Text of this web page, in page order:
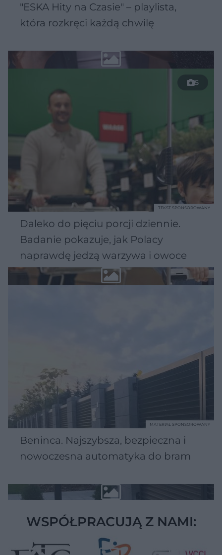
"ESKA Hity na Czasie" – playlista,
która rozkręci każdą chwilę
5
Daleko do pięciu porcji dziennie.
Badanie pokazuje, jak Polacy
naprawdę jedzą warzywa i owoce
TEKST SPONSOROWANY
Beninca. Najszybsza, bezpieczna i
nowoczesna automatyka do bram
MATERIAŁ SPONSOROWANY
WSPÓŁPRACUJĄ Z NAMI: